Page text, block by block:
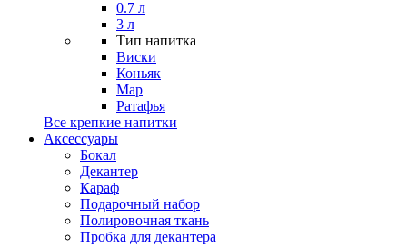
0.7 л
3 л
Тип напитка
Виски
Коньяк
Мар
Ратафья
Все крепкие напитки
Аксессуары
Бокал
Декантер
Караф
Подарочный набор
Полировочная ткань
Пробка для декантера